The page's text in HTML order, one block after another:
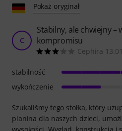
Pokaż oryginał
C
Stabilny, ale chwiejny
kompromisu
Cephira
Szukaliśmy tego stołka, który
pianina dla naszych dzieci,
wysokości. Wygląd, konstrukcja i
stabilność
wykończenie